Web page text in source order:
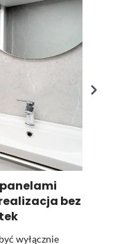
bez
wyłącznie